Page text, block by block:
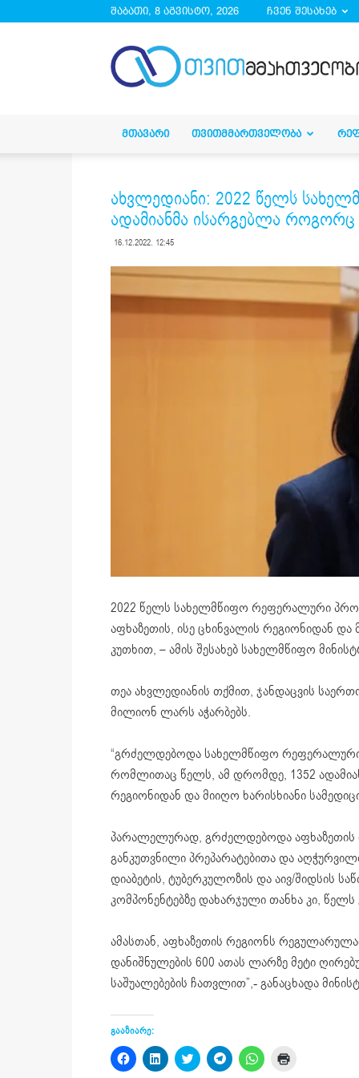
შაბათი, 8 აგვისტო, 2026 ჩვენ შესახებ
ᲛᲗᲐᲕᲐᲠᲘ ᲗᲕᲘᲗᲛᲛᲐᲠᲗᲕᲔᲚᲝᲑᲐ
ახვლედიანი: 2022 წელს
ადამიანმა ისარგებლა როგორც
16.12.2022. 12:45
2022 წელს სახელმწიფო რეფერალური
აფხაზეთის, ისე ცხინვალის რეგიონიდან და
კუთხით, – ამის შესახებ სახელმწიფო
თეა ახვლედიანის თქმით, ჯანდაცვის
მილიონ ლარს აჭარბებს.
“გრძელდებოდა სახელმწიფო რეფერალური
რომლითაც წელს, ამ დრომდე, 1352
რეგიონიდან და მიიღო ხარისხიანი
პარალელურად, გრძელდებოდა აფხაზეთის
განკუთვნილი პრეპარატებითა და
დიაბეტის, ტუბერკულოზის და აივ/შიდსის
კომპონენტებზე დახარჯული თანხა კი,
ამასთან, აფხაზეთის რეგიონს
დანიშნულების 600 ათას ლარზე მეტი
საშუალებების ჩათვლით”,- განაცხადა
გააზიარე:
Click
to
Click
to
Click
to
Click
to
Click
to